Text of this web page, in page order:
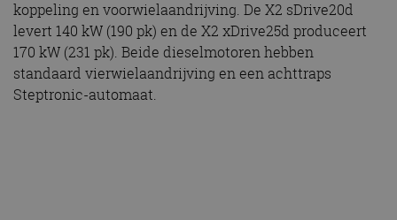
koppeling en voorwielaandrijving. De X2 sDrive20d
levert 140 kW (190 pk) en de X2 xDrive25d produceert
170 kW (231 pk). Beide dieselmotoren hebben
standaard vierwielaandrijving en een achttraps
Steptronic-automaat.